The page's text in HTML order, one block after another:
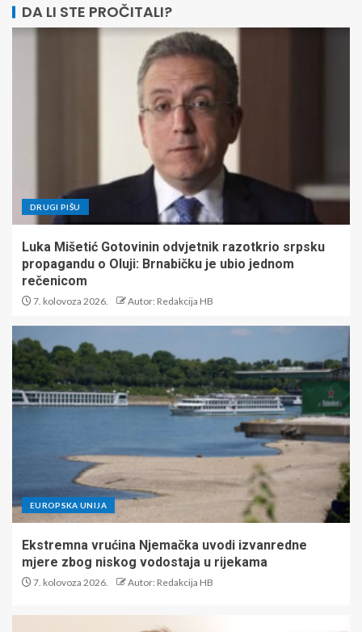
DA LI STE PROČITALI?
DRUGI PIŠU
Luka Mišetić Gotovinin odvjetnik razotkrio srpsku
propagandu o Oluji: Brnabičku je ubio jednom
rečenicom
7. kolovoza 2026. Autor: Redakcija HB
EUROPSKA UNIJA
Ekstremna vrućina Njemačka uvodi izvanredne
mjere zbog niskog vodostaja u rijekama
7. kolovoza 2026. Autor: Redakcija HB